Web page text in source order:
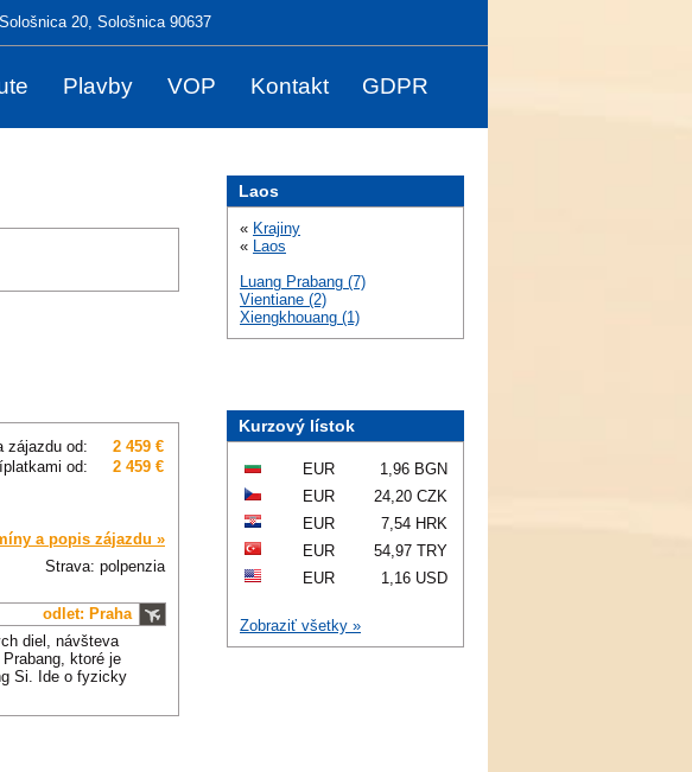
Sološnica 20, Sološnica 90637
Plavby VOP Kontakt GDPR
zájazdu od:
2 459 €
od:
2 459 €
a popis zájazdu »
Strava: polpenzia
odlet: Praha
diel, návšteva
ktoré je
Si. Ide o fyzicky
Laos
« Krajiny
« Laos
Luang Prabang (7)
Vientiane (2)
Xiengkhouang (1)
Kurzový lístok
EUR
1,96 BGN
EUR
24,20 CZK
EUR
7,54 HRK
EUR
54,97 TRY
EUR
1,16 USD
Zobraziť všetky »